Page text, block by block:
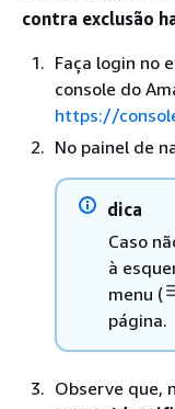
contra exclusão
Faça login no
console do
https://
No painel de
dica
Caso
à
menu (
página.
Observe que,